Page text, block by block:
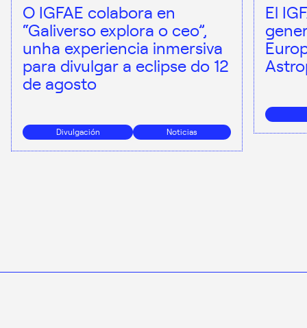
O IGFAE colabora en
“Galiverso explora o ceo”,
unha experiencia inmersiva
para divulgar a eclipse do 12
de agosto
Divulgación Noticias
El